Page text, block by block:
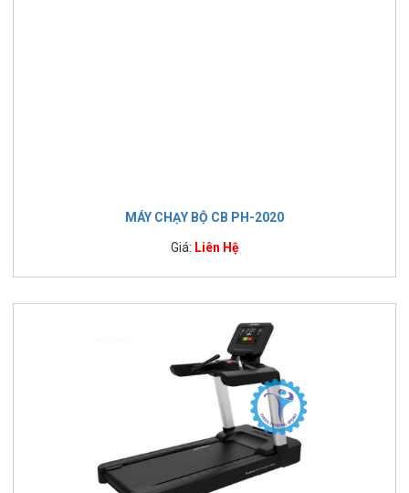
MÁY CHẠY BỘ CB PH-2020
Giá: Liên Hệ